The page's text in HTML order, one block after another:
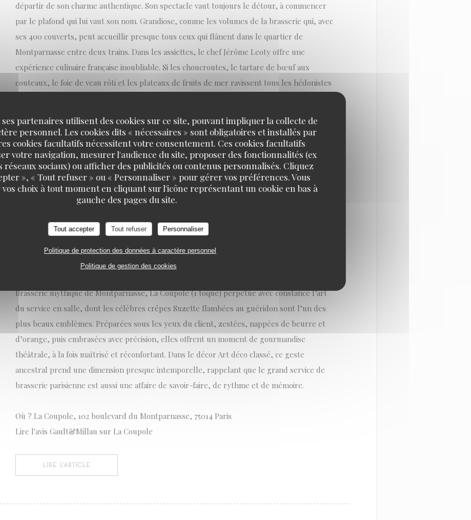
partenaires utilisent des cookies sur ce site, pouvant impliquer la collecte de
personnel. Les cookies dits « nécessaires » sont obligatoires et installés par
cookies facultatifs nécessitent votre consentement. Ces cookies facultatifs
votre navigation, mesurer l'audience du site, proposer des fonctionnalités (ex
réseaux sociaux) ou afficher des publicités ou contenus personnalisés. Cliquez
», « Tout refuser » ou « Personnaliser » pour gérer vos préférences. Vous
choix à tout moment en cliquant sur l'icône représentant un cookie en bas à
gauche des pages du site.
Tout accepter Tout refuser Personnaliser
Politique de protection des données à caractère personnel
Politique de gestion des cookies
départir de son charme authentique. Son spectacle vaut toujours le détour, à commencer
par le plafond qui lui vaut son nom. Grandiose, comme les volumes de la brasserie qui, avec
ses 400 couverts, peut accueillir presque tous ceux qui flânent dans le quartier de
Montparnasse entre deux trains. Dans les assiettes, le chef Jérôme Leoty offre une
expérience culinaire française inoubliable. Si les choucroutes, le tartare de bœuf aux
couteaux, le foie de veau rôti et les plateaux de fruits de mer ravissent tous les hédonistes
d’accord. Une brasserie mythique de Paris dont on ne se lasse décidément jamais.
VOIR L'ARTICLE((OUVRE UNE NOUVELLE FENÊTRE))
LES RESTAURANTS AVEC SERVICE AU GUÉRIDON À PARIS
Brasserie mythique de Montparnasse, La Coupole (1 toque) perpétue avec constance l’art
du service en salle, dont les célèbres crêpes Suzette flambées au guéridon sont l’un des
plus beaux emblèmes. Préparées sous les yeux du client, zestées, nappées de beurre et
d’orange, puis embrasées avec précision, elles offrent un moment de gourmandise
théâtrale, à la fois maîtrisé et réconfortant. Dans le décor Art déco classé, ce geste
ancestral prend une dimension presque intemporelle, rappelant que le grand service de
brasserie parisienne est aussi une affaire de savoir-faire, de rythme et de mémoire.
Où ? La Coupole, 102 boulevard du Montparnasse, 75014 Paris
Lire l'avis Gault&Millau sur La Coupole
LIRE L'ARTICLE((OUVRE UNE NOUVELLE FENÊTRE))